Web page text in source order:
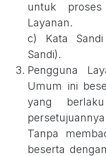
untuk
Layanan.
c) Kata
Sandi).
Pengguna
Umum ini
yang
Tanpa
beserta